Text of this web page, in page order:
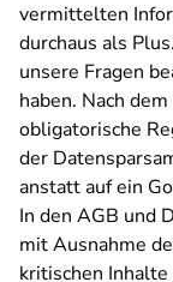
vermittelten
durchaus als
unsere Fragen
haben. Nach
obligatorische
der
anstatt auf ein
In den AGB und
mit Ausnahme
kritischen